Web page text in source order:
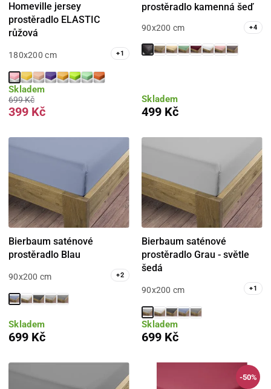
Homeville jersey
prostěradlo ELASTIC
růžová
180x200 cm +1
Skladem
699 Kč
399 Kč
prostěradlo kamenná šeď
90x200 cm +4
Skladem
499 Kč
Bierbaum saténové
prostěradlo Blau
90x200 cm +2
Skladem
699 Kč
Bierbaum saténové
prostěradlo Grau - světle
šedá
90x200 cm +1
Skladem
699 Kč
-50%